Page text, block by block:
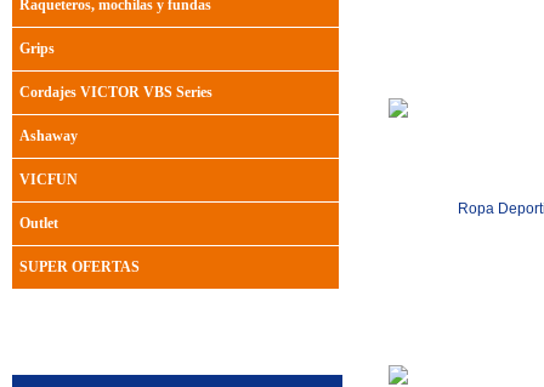
Ropa
Raqueteros, mochilas y fundas
Grips
Cordajes VICTOR VBS Series
Ashaway
VICFUN
Outlet
SUPER OFERTAS